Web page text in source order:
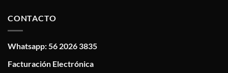
CONTACTO
Whatsapp: 56 2026 3835
Facturación Electrónica